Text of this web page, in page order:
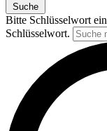
Suche
Bitte Schlüsselwort
Schlüsselwort.